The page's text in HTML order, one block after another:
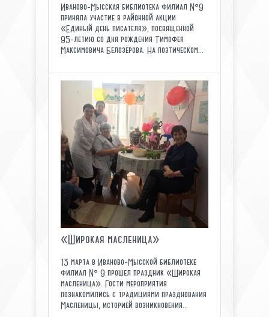
Иваново-Мысская библиотека филиал №9
приняла участие в районной акции
«Единый день писателя», посвященной
95-летию со дня рождения Тимофея
Максимовича Белозёрова. На поэтическом...
«Широкая масленица»
13 марта в Иваново-Мысской библиотеке
филиал № 9 прошел праздник «Широкая
масленица». Гости мероприятия
познакомились с традициями празднования
Масленицы, историей возникновения...